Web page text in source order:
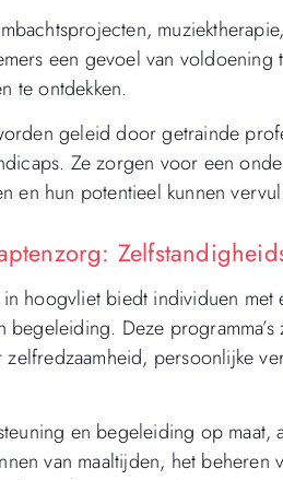
een gevoel van
te ontdekken.
geleid door getrainde
Ze zorgen voor een
en hun potentieel kunnen
hoogvliet biedt individuen
Deze
persoonlijke
en begeleiding op maat,
van maaltijden, het